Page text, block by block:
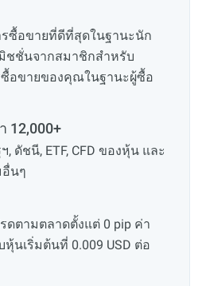
ซื้อขายที่ดีที่สุดในฐานะนัก
ชชั่นจากสมาชิกสำหรับ
อขายของคุณในฐานะผู้ซื้อ
12,000+
ดัชนี, ETF, CFD ของหุ้น และ
นๆ
ดตามตลาดตั้งแต่ 0 pip ค่า
นเริ่มต้นที่ 0.009 USD ต่อ